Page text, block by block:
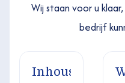
Wij staan voor u
bedrijf
Inhouse